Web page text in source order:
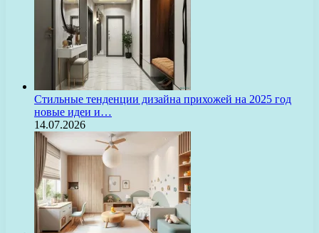
Стильные тенденции дизайна прихожей на 2025 год
новые идеи и…
14.07.2026